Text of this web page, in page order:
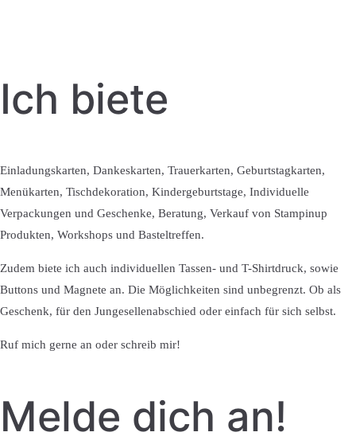
Ich biete
Einladungskarten, Dankeskarten, Trauerkarten, Geburtstagkarten,
Menükarten, Tischdekoration, Kindergeburtstage, Individuelle
Verpackungen und Geschenke, Beratung, Verkauf von Stampinup
Produkten, Workshops und Basteltreffen.
Zudem biete ich auch individuellen Tassen- und T-Shirtdruck, sowie
Buttons und Magnete an. Die Möglichkeiten sind unbegrenzt. Ob als
Geschenk, für den Jungesellenabschied oder einfach für sich selbst.
Ruf mich gerne an oder schreib mir!
Melde dich an!